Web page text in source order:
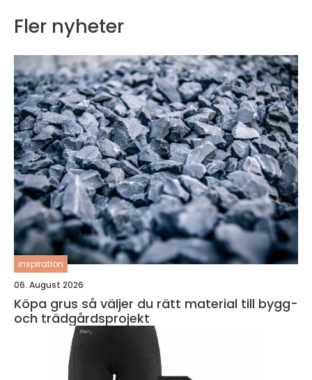
Fler nyheter
inspiration
06. August 2026
Köpa grus så väljer du rätt material till bygg-
och trädgårdsprojekt